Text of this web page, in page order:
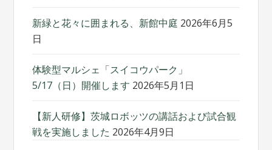
新緑と花々に囲まれる、新館中庭 2026年6月5
日
体験型マルシェ「スイコウパーク」
5/17（日）開催します 2026年5月1日
【新人研修】茨城ロボッツの講話および試合観
戦を実施しました 2026年4月9日